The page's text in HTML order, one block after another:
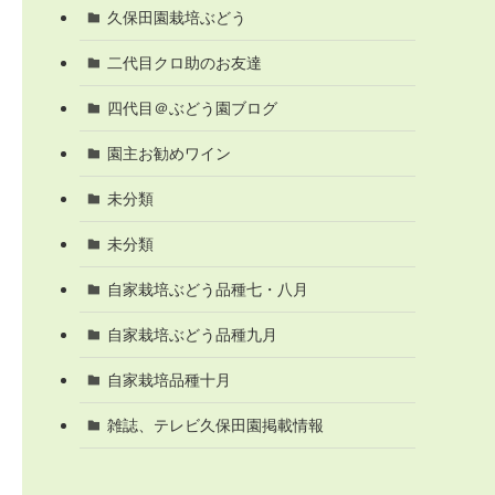
久保田園栽培ぶどう
二代目クロ助のお友達
四代目＠ぶどう園ブログ
園主お勧めワイン
未分類
未分類
自家栽培ぶどう品種七・八月
自家栽培ぶどう品種九月
自家栽培品種十月
雑誌、テレビ久保田園掲載情報